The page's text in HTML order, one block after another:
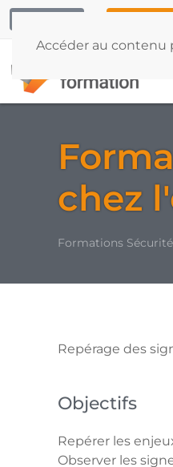
Accéder au contenu
chez
Formations
Repérage des
Objectifs
Repérer les
Observer les